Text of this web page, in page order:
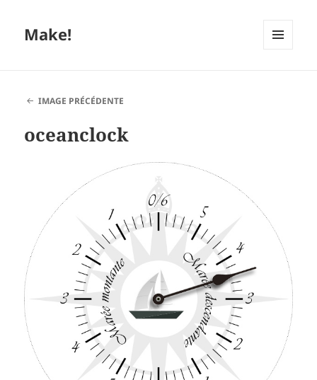
Make!
IMAGE PRÉCÉDENTE
oceanclock